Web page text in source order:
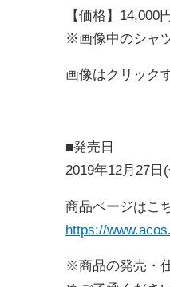
【価格】14,000
※画像中のシャ
画像はクリック
■発売日
2019年12月27日
商品ページはこ
https://
※商品の発売・